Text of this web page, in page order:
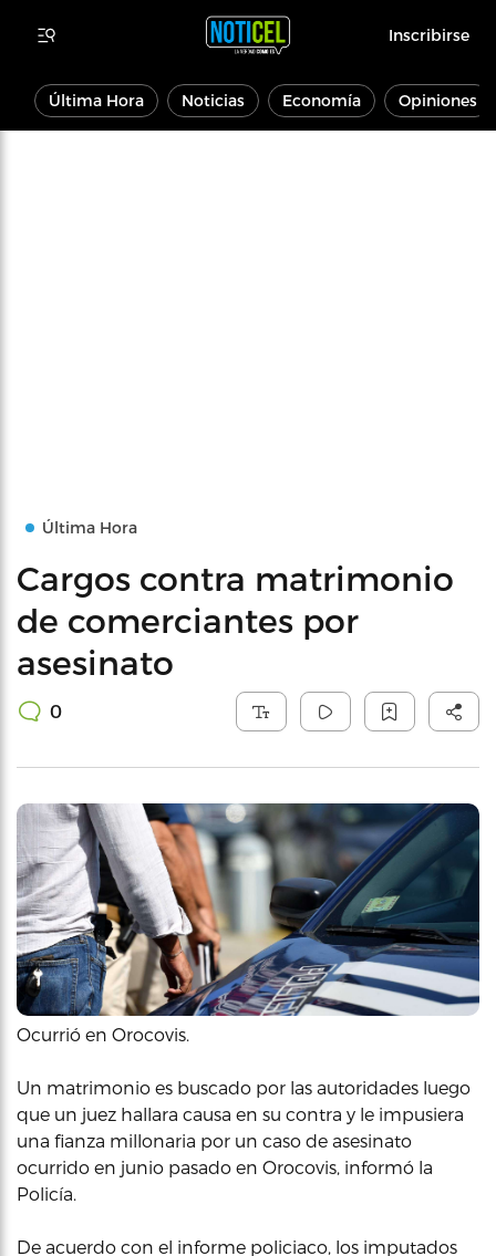
Inscribirse
Última Hora Noticias Economía Opiniones
Última Hora
Cargos contra matrimonio
de comerciantes por
asesinato
0
Ocurrió en Orocovis.
Un matrimonio es buscado por las autoridades luego
que un juez hallara causa en su contra y le impusiera
una fianza millonaria por un caso de asesinato
ocurrido en junio pasado en Orocovis, informó la
Policía.
De acuerdo con el informe policiaco, los imputados